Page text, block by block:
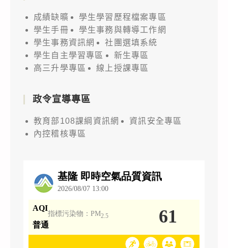
成績缺曠
學生學習歷程檔案專區
學生手冊
學生事務與轉導工作網
學生事務資訊網
社團選填系統
學生自主學習專區
新生專區
高三升學專區
線上授課專區
政令宣導專區
教育部108課綱資訊網
資訊安全專區
內控稽核專區